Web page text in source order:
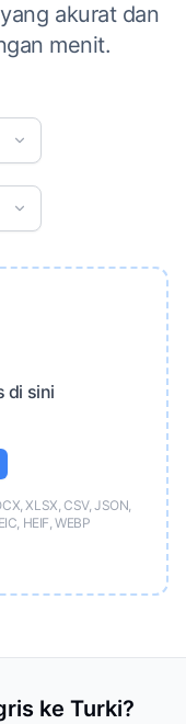
akurat dan
menit.
di sini
XLSX, CSV, JSON,
HEIF, WEBP
ke Turki?